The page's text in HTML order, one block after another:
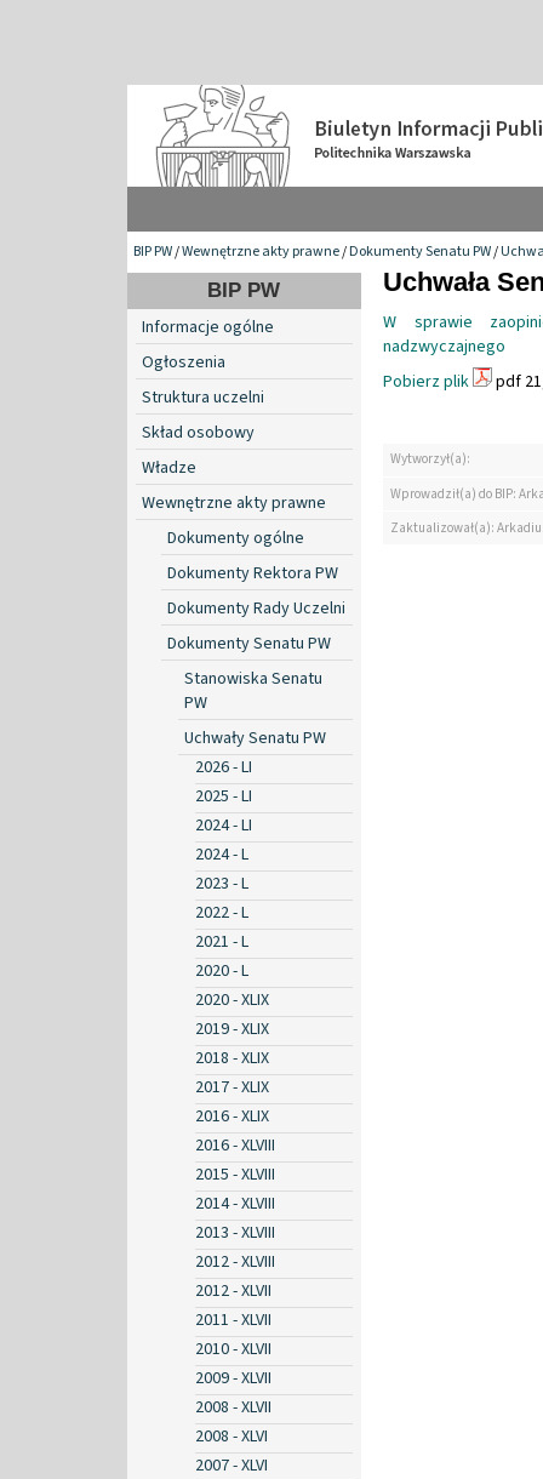
BIP PW/Wewnętrzne akty prawne/Dokumenty Senatu PW/
BIP PW
Informacje ogólne
Ogłoszenia
Struktura uczelni
Skład osobowy
Władze
Wewnętrzne akty prawne
Dokumenty ogólne
Dokumenty Rektora PW
Dokumenty Rady Uczelni
Dokumenty Senatu PW
Stanowiska Senatu
PW
Uchwały Senatu PW
2026 - LI
2025 - LI
2024 - LI
2024 - L
2023 - L
2022 - L
2021 - L
2020 - L
2020 - XLIX
2019 - XLIX
2018 - XLIX
2017 - XLIX
2016 - XLIX
2016 - XLVIII
2015 - XLVIII
2014 - XLVIII
2013 - XLVIII
2012 - XLVIII
2012 - XLVII
2011 - XLVII
2010 - XLVII
2009 - XLVII
2008 - XLVII
2008 - XLVI
2007 - XLVI
Uchwała
W sprawie
nadzwyczajnego
Pobierz plik
pdf
Wytworzył(a):
Wprowadził(a) do BIP:
Zaktualizował(a):